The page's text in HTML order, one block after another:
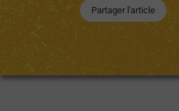
Partager l'article